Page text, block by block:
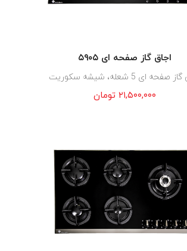
اجاق گاز صفحه ای ۵۹۰۵
صفحه ای 5 شعله، شیشه سکوریت
۲۱,۵۰۰,۰۰۰ تومان